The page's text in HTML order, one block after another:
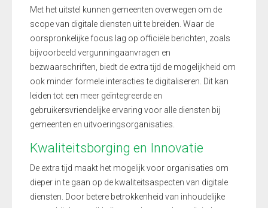
Met het uitstel kunnen gemeenten overwegen om de
scope van digitale diensten uit te breiden. Waar de
oorspronkelijke focus lag op officiële berichten, zoals
bijvoorbeeld vergunningaanvragen en
bezwaarschriften, biedt de extra tijd de mogelijkheid om
ook minder formele interacties te digitaliseren. Dit kan
leiden tot een meer geïntegreerde en
gebruikersvriendelijke ervaring voor alle diensten bij
gemeenten en uitvoeringsorganisaties.
Kwaliteitsborging en Innovatie
De extra tijd maakt het mogelijk voor organisaties om
dieper in te gaan op de kwaliteitsaspecten van digitale
diensten. Door betere betrokkenheid van inhoudelijke